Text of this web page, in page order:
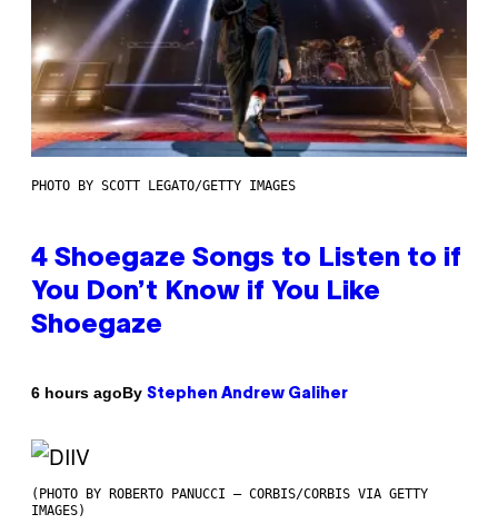
PHOTO BY SCOTT LEGATO/GETTY IMAGES
4 Shoegaze Songs to Listen to if
You Don’t Know if You Like
Shoegaze
6 hours agoBy Stephen Andrew Galiher
(PHOTO BY ROBERTO PANUCCI – CORBIS/CORBIS VIA GETTY
IMAGES)